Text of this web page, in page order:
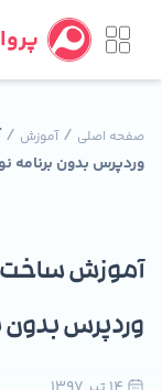
صفحه اصلی /آموزش /
وردپرس بدون برنامه
آموزش ساخت
وردپرس بدون